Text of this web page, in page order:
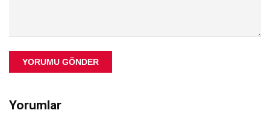
YORUMU GÖNDER
Yorumlar